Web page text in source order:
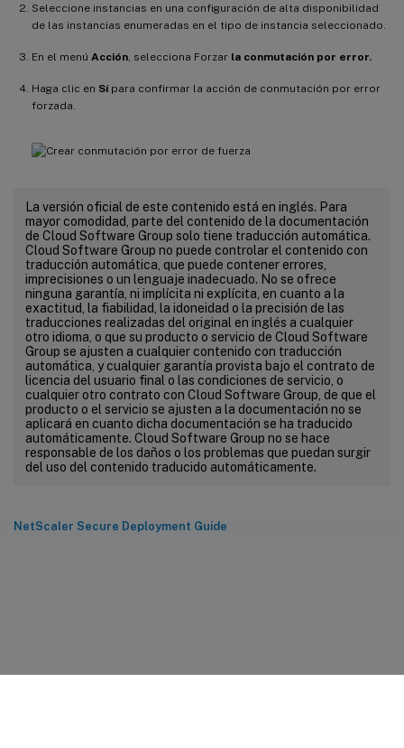
Seleccione instancias en una configuración de alta disponibilidad
de las instancias enumeradas en el tipo de instancia seleccionado.
En el menú Acción , selecciona Forzar la conmutación por error.
Haga clic en Sípara confirmar la acción de conmutación por error
forzada.
La versión oficial de este contenido está en inglés. Para
mayor comodidad, parte del contenido de la documentación
de Cloud Software Group solo tiene traducción automática.
Cloud Software Group no puede controlar el contenido con
traducción automática, que puede contener errores,
imprecisiones o un lenguaje inadecuado. No se ofrece
ninguna garantía, ni implícita ni explícita, en cuanto a la
exactitud, la fiabilidad, la idoneidad o la precisión de las
traducciones realizadas del original en inglés a cualquier
otro idioma, o que su producto o servicio de Cloud Software
Group se ajusten a cualquier contenido con traducción
automática, y cualquier garantía provista bajo el contrato de
licencia del usuario final o las condiciones de servicio, o
cualquier otro contrato con Cloud Software Group, de que el
producto o el servicio se ajusten a la documentación no se
aplicará en cuanto dicha documentación se ha traducido
automáticamente. Cloud Software Group no se hace
responsable de los daños o los problemas que puedan surgir
del uso del contenido traducido automáticamente.
NetScaler Secure Deployment Guide